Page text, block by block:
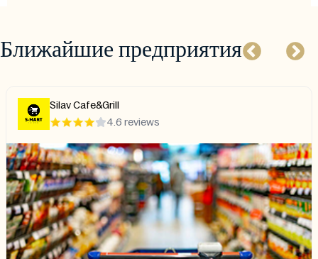
Ближайшие предприятия
Silav Cafe&Grill
4.6 reviews